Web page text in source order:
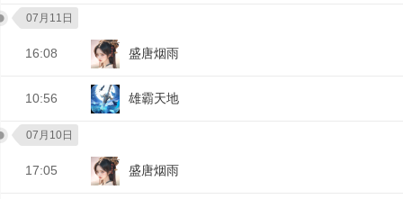
07月11日
16:08 盛唐烟雨
10:56 雄霸天地
07月10日
17:05 盛唐烟雨